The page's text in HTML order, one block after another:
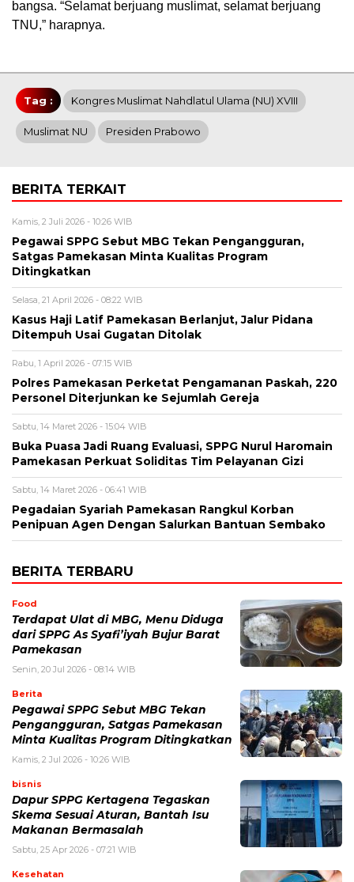
bangsa. “Selamat berjuang muslimat, selamat berjuang
TNU,” harapnya.
Tag : Kongres Muslimat Nahdlatul Ulama (NU) XVIII
Muslimat NU Presiden Prabowo
BERITA TERKAIT
Kamis, 2 Juli 2026 - 10:26 WIB
Pegawai SPPG Sebut MBG Tekan Pengangguran,
Satgas Pamekasan Minta Kualitas Program
Ditingkatkan
Selasa, 21 April 2026 - 08:22 WIB
Kasus Haji Latif Pamekasan Berlanjut, Jalur Pidana
Ditempuh Usai Gugatan Ditolak
Rabu, 1 April 2026 - 07:15 WIB
Polres Pamekasan Perketat Pengamanan Paskah, 220
Personel Diterjunkan ke Sejumlah Gereja
Sabtu, 14 Maret 2026 - 15:04 WIB
Buka Puasa Jadi Ruang Evaluasi, SPPG Nurul Haromain
Pamekasan Perkuat Soliditas Tim Pelayanan Gizi
Sabtu, 14 Maret 2026 - 06:41 WIB
Pegadaian Syariah Pamekasan Rangkul Korban
Penipuan Agen Dengan Salurkan Bantuan Sembako
BERITA TERBARU
Food
Terdapat Ulat di MBG, Menu Diduga
dari SPPG As Syafi’iyah Bujur Barat
Pamekasan
Senin, 20 Jul 2026 - 08:14 WIB
Berita
Pegawai SPPG Sebut MBG Tekan
Pengangguran, Satgas Pamekasan
Minta Kualitas Program Ditingkatkan
Kamis, 2 Jul 2026 - 10:26 WIB
bisnis
Dapur SPPG Kertagena Tegaskan
Skema Sesuai Aturan, Bantah Isu
Makanan Bermasalah
Sabtu, 25 Apr 2026 - 07:21 WIB
Kesehatan